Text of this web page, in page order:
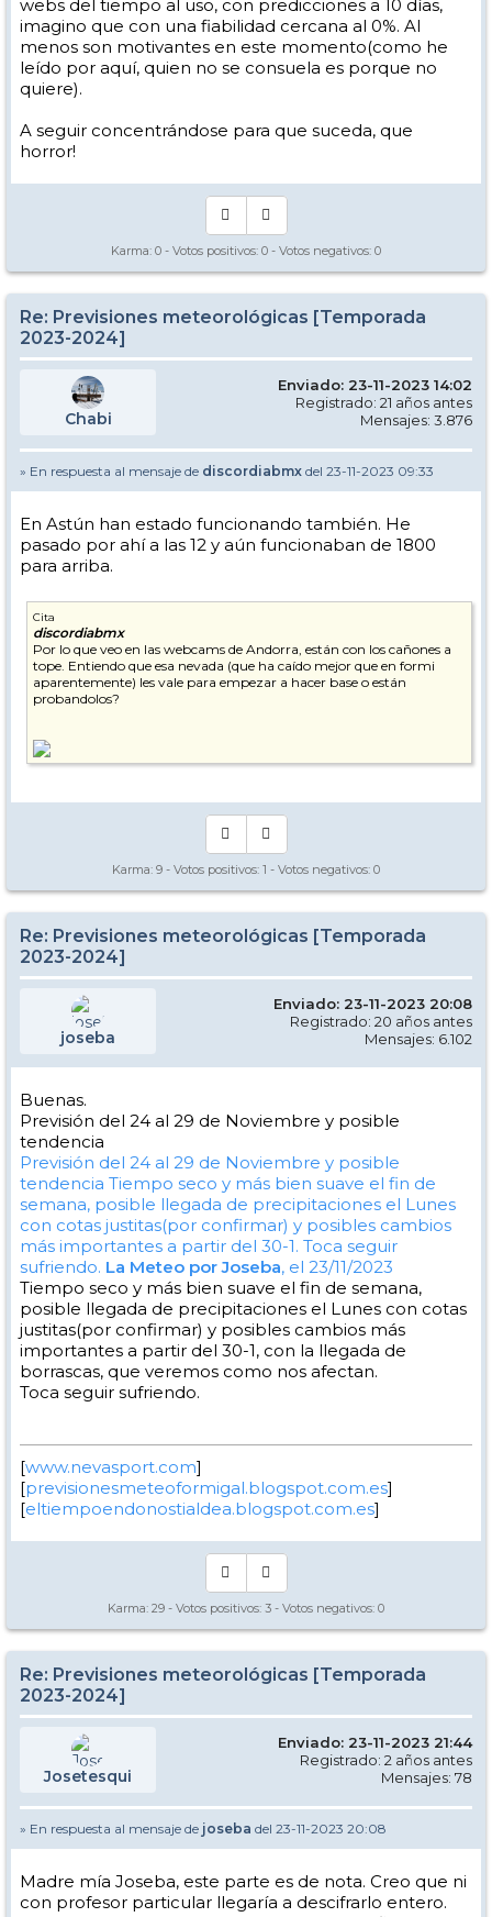
webs del tiempo al uso, con predicciones a 10 días,
imagino que con una fiabilidad cercana al 0%. Al
menos son motivantes en este momento(como he
leído por aquí, quien no se consuela es porque no
quiere).
A seguir concentrándose para que suceda, que
horror!
Karma: 0 - Votos positivos: 0 - Votos negativos: 0
Re: Previsiones meteorológicas [Temporada
2023-2024]
Chabi
Enviado: 23-11-2023 14:02
Registrado: 21 años antes
Mensajes: 3.876
» En respuesta al mensaje de discordiabmx del 23-11-2023 09:33
En Astún han estado funcionando también. He
pasado por ahí a las 12 y aún funcionaban de 1800
para arriba.
Cita
discordiabmx
Por lo que veo en las webcams de Andorra, están con los cañones a
tope. Entiendo que esa nevada (que ha caído mejor que en formi
aparentemente) les vale para empezar a hacer base o están
probandolos?
Karma: 9 - Votos positivos: 1 - Votos negativos: 0
Re: Previsiones meteorológicas [Temporada
2023-2024]
joseba
Enviado: 23-11-2023 20:08
Registrado: 20 años antes
Mensajes: 6.102
Buenas.
Previsión del 24 al 29 de Noviembre y posible
tendencia
Previsión del 24 al 29 de Noviembre y posible
tendencia Tiempo seco y más bien suave el fin de
semana, posible llegada de precipitaciones el Lunes
con cotas justitas(por confirmar) y posibles cambios
más importantes a partir del 30-1. Toca seguir
sufriendo. La Meteo por Joseba, el 23/11/2023
Tiempo seco y más bien suave el fin de semana,
posible llegada de precipitaciones el Lunes con cotas
justitas(por confirmar) y posibles cambios más
importantes a partir del 30-1, con la llegada de
borrascas, que veremos como nos afectan.
Toca seguir sufriendo.
[www.nevasport.com]
[previsionesmeteoformigal.blogspot.com.es]
[eltiempoendonostialdea.blogspot.com.es]
Karma: 29 - Votos positivos: 3 - Votos negativos: 0
Re: Previsiones meteorológicas [Temporada
2023-2024]
Josetesqui
Enviado: 23-11-2023 21:44
Registrado: 2 años antes
Mensajes: 78
» En respuesta al mensaje de joseba del 23-11-2023 20:08
Madre mía Joseba, este parte es de nota. Creo que ni
con profesor particular llegaría a descifrarlo entero.